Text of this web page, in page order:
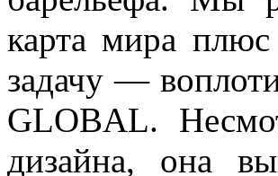
карта мира
задачу —
GLOBAL.
дизайна, она